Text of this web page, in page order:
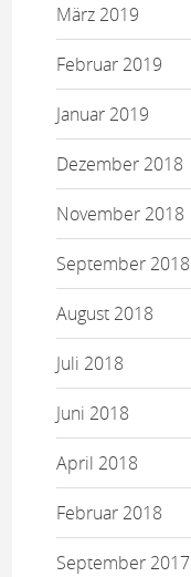
März 2019
Februar 2019
Januar 2019
Dezember 2018
November 2018
September 2018
August 2018
Juli 2018
Juni 2018
April 2018
Februar 2018
September 2017